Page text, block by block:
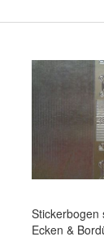
Stickerbogen
Ecken &